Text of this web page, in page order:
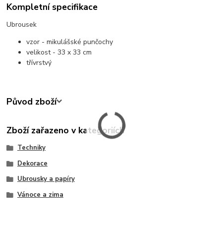
Kompletní specifikace
Ubrousek
vzor - mikulášské punčochy
velikost - 33 x 33 cm
třívrstvý
Původ zboží
Zboží zařazeno v kategoriích
Techniky
Dekorace
Ubrousky a papíry
Vánoce a zima